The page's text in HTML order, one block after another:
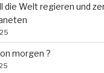
die Welt regieren und
morgen ?